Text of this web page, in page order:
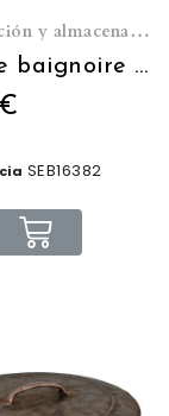
Organización y almacenamiento
Panière baignoire fil de fer
SEB16382